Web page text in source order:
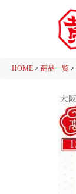
HOME 商品一覧